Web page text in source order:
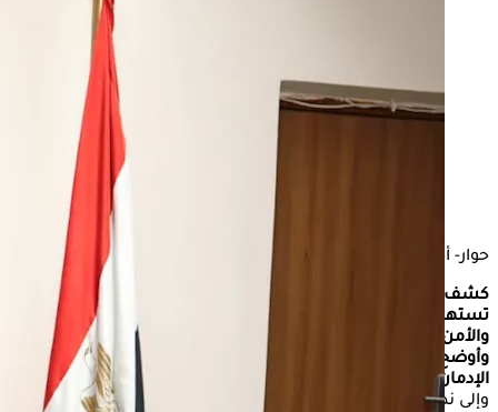
حوار- أحمد فوزي:
كشف الدكتور أيمن عباس، رئيس الإدارة المركزية للأمانة العامة
تستهدف الوصول إلى الحالات التي ترفض العلاج طواعية، وتخفيف
والأمن المجتمعي.
وأوضح عباس، في حوار خاص لـ"الكونسلتو"، أن الأمانة العامة
الإدمان والصحة النفسية.
وإلى نص الحوار: